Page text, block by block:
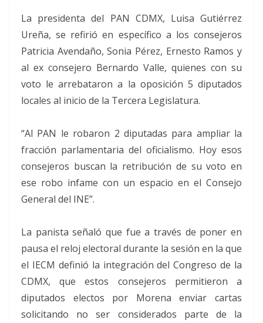
La presidenta del PAN CDMX, Luisa Gutiérrez
Ureña, se refirió en específico a los consejeros
Patricia Avendaño, Sonia Pérez, Ernesto Ramos y
al ex consejero Bernardo Valle, quienes con su
voto le arrebataron a la oposición 5 diputados
locales al inicio de la Tercera Legislatura.
“Al PAN le robaron 2 diputadas para ampliar la
fracción parlamentaria del oficialismo. Hoy esos
consejeros buscan la retribución de su voto en
ese robo infame con un espacio en el Consejo
General del INE”.
La panista señaló que fue a través de poner en
pausa el reloj electoral durante la sesión en la que
el IECM definió la integración del Congreso de la
CDMX, que estos consejeros permitieron a
diputados electos por Morena enviar cartas
solicitando no ser considerados parte de la